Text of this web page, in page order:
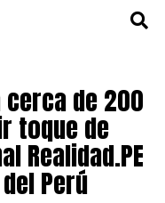
de 200
toque de
Realidad.PE
Perú